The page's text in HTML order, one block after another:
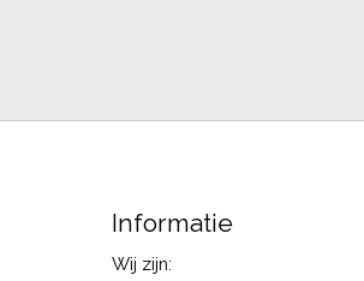
Informatie
Wij zijn: